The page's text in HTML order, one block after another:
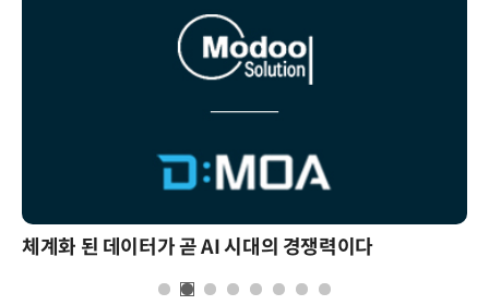
체계화 된 데이터가 곧 AI 시대의 경쟁력이다